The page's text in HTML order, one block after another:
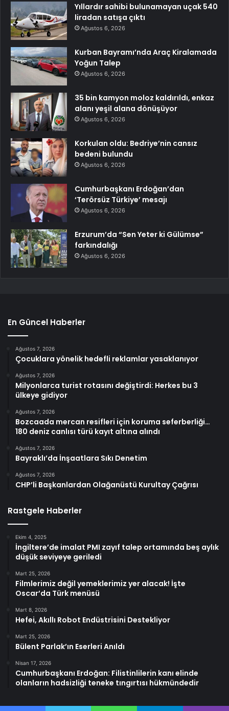
Yıllardır sahibi bulunamayan uçak 540
liradan satışa çıktı
Ağustos 6, 2026
Kurban Bayramı’nda Araç Kiralamada
Yoğun Talep
Ağustos 6, 2026
35 bin kamyon moloz kaldırıldı, enkaz
alanı yeşil alana dönüşüyor
Ağustos 6, 2026
Korkulan oldu: Bedriye’nin cansız
bedeni bulundu
Ağustos 6, 2026
Cumhurbaşkanı Erdoğan’dan
‘Terörsüz Türkiye’ mesajı
Ağustos 6, 2026
Erzurum’da “Sen Yeter ki Gülümse”
farkındalığı
Ağustos 6, 2026
En Güncel Haberler
Ağustos 7, 2026
Çocuklara yönelik hedefli reklamlar yasaklanıyor
Ağustos 7, 2026
Milyonlarca turist rotasını değiştirdi: Herkes bu 3
ülkeye gidiyor
Ağustos 7, 2026
Bozcaada mercan resifleri için koruma seferberliği…
180 deniz canlısı türü kayıt altına alındı
Ağustos 7, 2026
Bayraklı’da İnşaatlara Sıkı Denetim
Ağustos 7, 2026
CHP’li Başkanlardan Olağanüstü Kurultay Çağrısı
Rastgele Haberler
Ekim 4, 2025
İngiltere’de imalat PMI zayıf talep ortamında beş aylık
düşük seviyeye geriledi
Mart 25, 2026
Filmlerimiz değil yemeklerimiz yer alacak! İşte
Oscar’da Türk menüsü
Mart 8, 2026
Hefei, Akıllı Robot Endüstrisini Destekliyor
Mart 25, 2026
Bülent Parlak’ın Eserleri Anıldı
Nisan 17, 2026
Cumhurbaşkanı Erdoğan: Filistinlilerin kanı elinde
olanların hadsizliği teneke tıngırtısı hükmündedir